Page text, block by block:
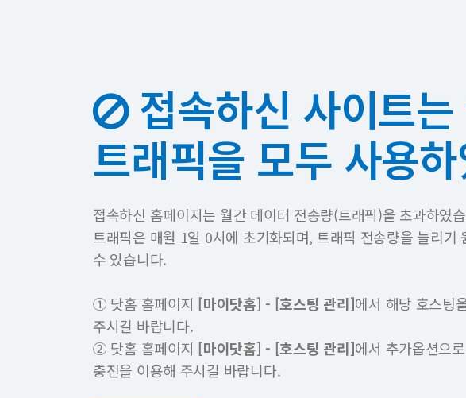
접속하신 사이트는
트래픽을 모두 사용
접속하신 홈페이지는 월간 데이터 전송량(트래픽)을 초과하였
트래픽은 매월 1일 0시에 초기화되며, 트래픽 전송량을 늘리기
수 있습니다.
① 닷홈 홈페이지 [마이닷홈] - [호스팅 관리]에서 해당 호스팅
주시길 바랍니다.
② 닷홈 홈페이지 [마이닷홈] - [호스팅 관리]에서 추가옵션으
충전을 이용해 주시길 바랍니다.